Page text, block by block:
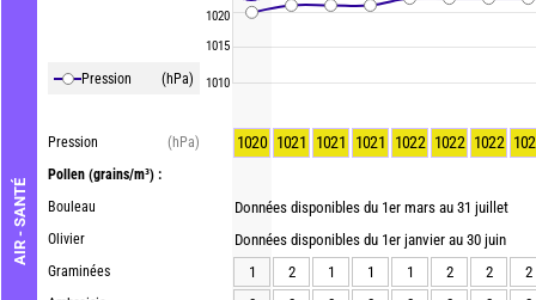
AIR - SANTÉ
Pression (hPa)
Pression
(hPa)
Pollen (grains/m³) :
Bouleau
Olivier
Graminées
1020
1015
1010
1020 1021 1021 1021 1022 1022 1022
Données disponibles du 1er mars au 31 juillet
Données disponibles du 1er janvier au 30 juin
1
2 1 1 1 2 2
2